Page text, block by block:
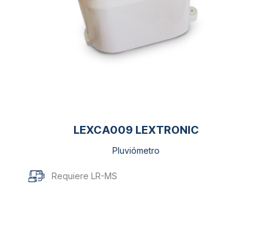
LEXCA009 LEXTRONIC
Pluviómetro
Requiere LR-MS